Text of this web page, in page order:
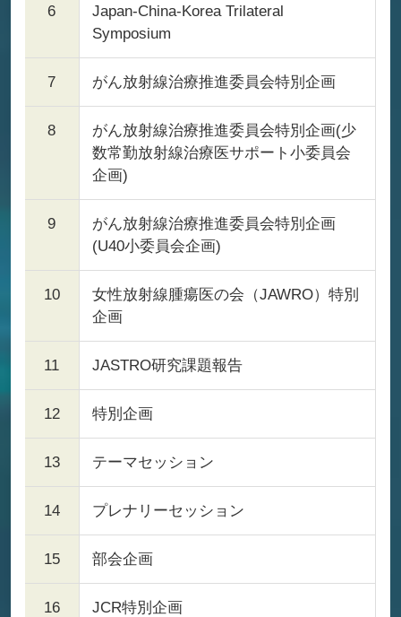
6
Japan-China-Korea Trilateral
Symposium
7 がん放射線治療推進委員会特別企画
8
がん放射線治療推進委員会特別企画(少
数常勤放射線治療医サポート小委員会
企画)
9
がん放射線治療推進委員会特別企画
(U40小委員会企画)
10
女性放射線腫瘍医の会（JAWRO）特別
企画
11 JASTRO研究課題報告
12 特別企画
13 テーマセッション
14 プレナリーセッション
15 部会企画
16 JCR特別企画